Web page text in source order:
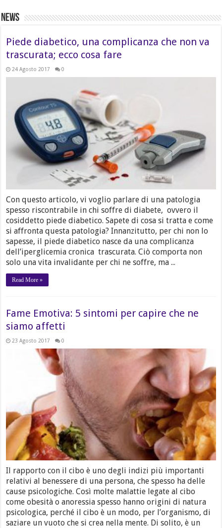
News
Piede diabetico, una complicanza che non va
trascurata; ecco cosa fare
24 Agosto 2017 0
Con questo articolo, vi voglio parlare di una patologia
spesso riscontrabile in chi soffre di diabete, ovvero il
cosiddetto piede diabetico. Sapete di cosa si tratta e come
si affronta questa patologia? Innanzitutto, per chi non lo
sapesse, il piede diabetico nasce da una complicanza
dell’iperglicemia cronica trascurata. Ciò comporta non
solo una vita invalidante per chi ne soffre, ma ...
Read More »
Fame Emotiva: 5 sintomi per capire che ne
siamo affetti
23 Agosto 2017 0
Il rapporto con il cibo è uno degli indizi più importanti
relativi al benessere di una persona, che spesso ha delle
cause psicologiche. Così molte malattie legate al cibo
come obesità o anoressia spesso hanno origini di natura
psicologica, perché il cibo è un modo, per l’organismo, di
saziare un vuoto che si crea nella mente. Di solito, è un